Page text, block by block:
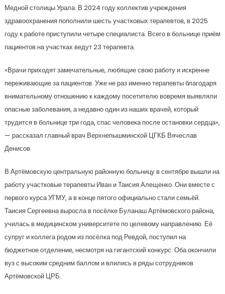
Медной столицы Урала. В 2024 году коллектив учреждения
здравоохранения пополнили шесть участковых терапевтов, в 2025
году к работе приступили четыре специалиста. Всего в больнице приём
пациентов на участках ведут 23 терапевта.
«Врачи приходят замечательные, любящие свою работу и искренне
переживающие за пациентов. Уже не раз именно терапевты благодаря
внимательному отношению к каждому посетителю вовремя выявляли
опасные заболевания, а недавно один из наших врачей, который
трудится в больнице три года, спас человека после остановки сердца»,
— рассказал главный врач Верхнепышминской ЦГКБ Вячеслав
Денисов.
В Артёмовскую центральную районную больницу в сентябре вышли на
работу участковые терапевты Иван и Таисия Алещенко. Они вместе с
первого курса УГМУ, а в конце пятого официально стали семьёй.
Таисия Сергеевна выросла в посёлке Буланаш Артёмовского района,
училась в медицинском университете по целевому направлению. Её
супруг и коллега родом из посёлка под Ревдой, поступил на
бюджетное отделение, несмотря на гигантский конкурс. Оба окончили
вуз с высоким средним баллом и влились в ряды сотрудников
Артёмовской ЦРБ.